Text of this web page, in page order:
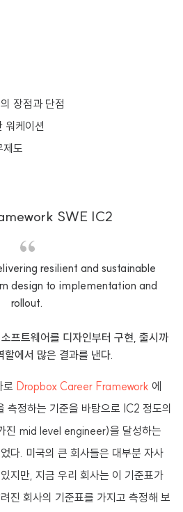
장점과 단점
워케이션
제도
SWE IC2
resilient and sustainable
design to implementation and
rollout.
프트웨어를 디자인부터 구현, 출시까
할에서 많은 결과를 낸다.
로 Dropbox Career Framework 에
측정하는 기준을 바탕으로 IC2 정도의
진 mid level engineer)을 달성하는
다. 미국의 큰 회사들은 대부분 자사
지만, 지금 우리 회사는 이 기준표가
진 회사의 기준표를 가지고 측정해 보